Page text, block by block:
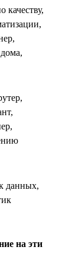
качеству,
данных,
на эти